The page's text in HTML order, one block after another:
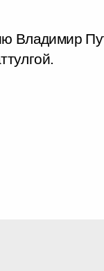
Владимир